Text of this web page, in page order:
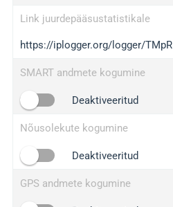
bc.ax
iplogger.com
maper.info
2no.co
yip.su
iplogger.info
Link juurdepääsustatistikale
https://iplogger.org/logger/
SMART andmete kogumine
Deaktiveeritud
Nõusolekute kogumine
Deaktiveeritud
GPS andmete kogumine